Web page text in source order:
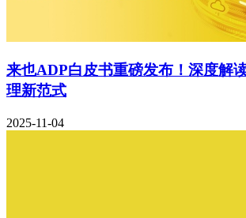
来也ADP白皮书重磅发布！深度解
理新范式
2025-11-04